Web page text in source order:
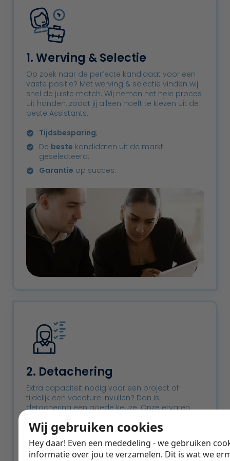
Wij gebruiken cookies
Hey daar! Even een mededeling - we gebruiken
informatie over jou te verzamelen. Dit is wat we
1. Werving & Selectie
Op zoek naar de perfecte kandidaat voor een
vaste positie? Met werving & selectie vinden wij
snel de juiste match. Wij nemen het hele proces
uit handen, zodat jij alleen hoeft te kiezen uit de
beste Assistants.
Tijdsbesparing;
De beste kandidaten uit de markt
geselecteerd;
Garantie op succes.
2. Detachering
Extra capaciteit nodig voor een project of
tijdelijk een vacature invullen? Dan is
detachering een goede keuze. Onze ervaren
je aan de slag.
Snelle inzetbaarheid;